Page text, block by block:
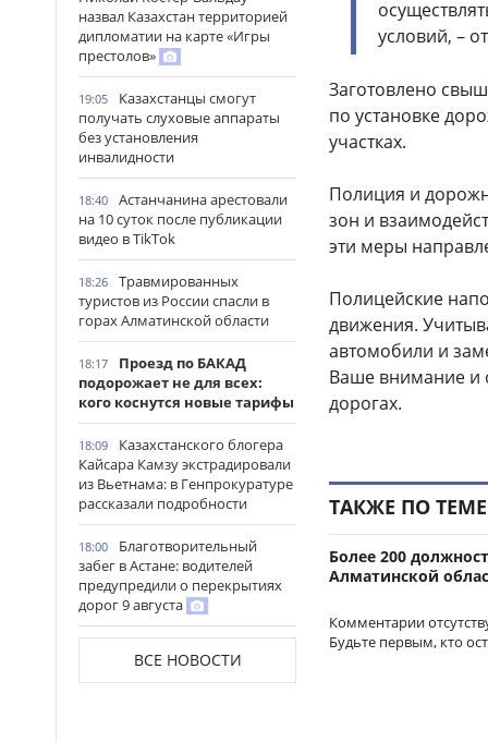
назвал Казахстан территорией
дипломатии на карте «Игры
престолов»
19:05
Казахстанцы смогут
получать слуховые аппараты
без установления
инвалидности
18:40
Астанчанина арестовали
на 10 суток после публикации
видео в TikTok
18:26
Травмированных
туристов из России спасли в
горах Алматинской области
18:17
Проезд по БАКАД
подорожает не для всех:
кого коснутся новые тарифы
18:09
Казахстанского блогера
Кайсара Камзу экстрадировали
из Вьетнама: в Генпрокуратуре
рассказали подробности
18:00
Благотворительный
забег в Астане: водителей
предупредили о перекрытиях
дорог 9 августа
закончился штрафом для
жительницы Семея
ВСЕ НОВОСТИ
условий, –
Заготовлено
по установке
участках.
Полиция и
зон и
эти меры
Полицейские
движения.
автомобили и
Ваше внимание и
дорогах.
ТАКЖЕ ПО ТЕМЕ
Более 200
Алматинской
Комментарии
Будьте первым, кто